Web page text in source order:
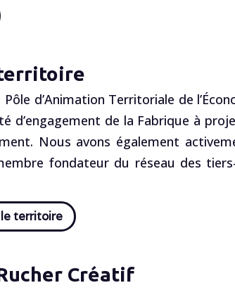
d’Animation Territoriale de
d’engagement de la Fabrique à
Nous avons également
fondateur du réseau des
le territoire
Créatif